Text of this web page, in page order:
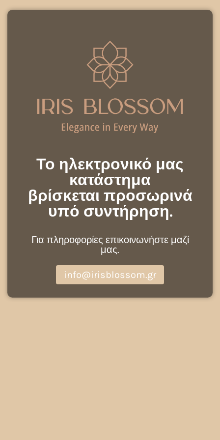
Το ηλεκτρονικό μας
κατάστημα
βρίσκεται προσωρινά
υπό συντήρηση.
Για πληροφορίες επικοινωνήστε μαζί
μας.
info@irisblossom.gr